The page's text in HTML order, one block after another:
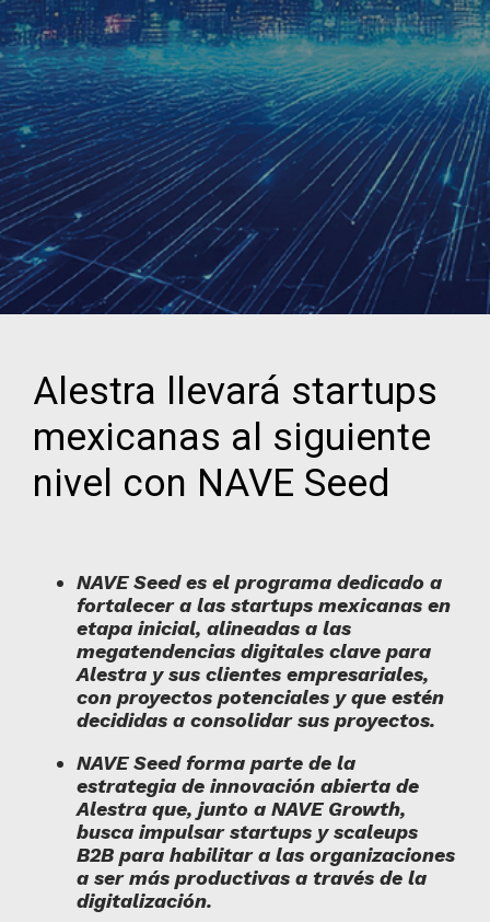
Alestra llevará startups
mexicanas al siguiente
nivel con NAVE Seed
NAVE Seed es el programa dedicado a
fortalecer a las startups mexicanas en
etapa inicial, alineadas a las
megatendencias digitales clave para
Alestra y sus clientes empresariales,
con proyectos potenciales y que estén
decididas a consolidar sus proyectos.
NAVE Seed forma parte de la
estrategia de innovación abierta de
Alestra que, junto a NAVE Growth,
busca impulsar startups y scaleups
B2B para habilitar a las organizaciones
a ser más productivas a través de la
digitalización.